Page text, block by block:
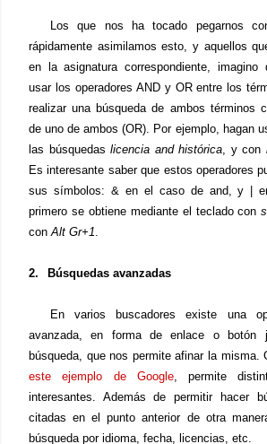
Los que nos ha tocado pegarnos
rápidamente asimilamos esto, y aquellos
en la asignatura correspondiente, imagino
usar los operadores AND y OR entre los
realizar una búsqueda de ambos términos
de uno de ambos (OR). Por ejemplo, hagan
las búsquedaslicencia and histórica, y con
Es interesante saber que estos operadores
sus símbolos: & en el caso de and, y |
primero se obtiene mediante el teclado con
conAlt Gr+1.
2. Búsquedas avanzadas
En varios buscadores existe una
avanzada, en forma de enlace o
búsqueda, que nos permite afinar la misma.
este ejemplo de Google, permite
interesantes. Además de permitir hacer
citadas en el punto anterior de otra
búsqueda por idioma, fecha, licencias, etc.